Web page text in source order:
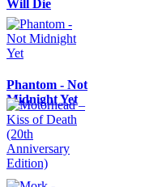
Will Die
Phantom - Not
Midnight Yet